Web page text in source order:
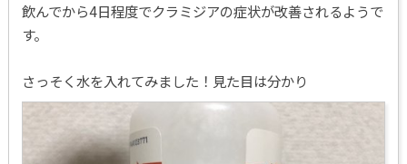
飲んでから4日程度でクラミジアの症状が改善されるようで
す。
さっそく水を入れてみました！見た目は分かり